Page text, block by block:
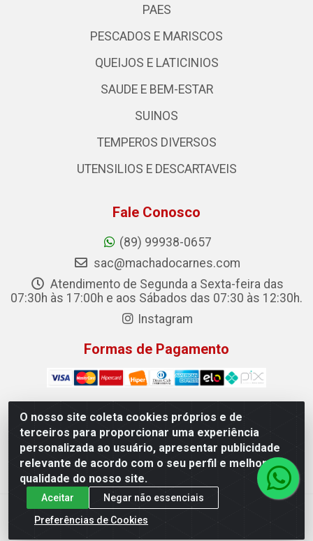
O nosso site coleta cookies próprios e de
terceiros para proporcionar uma experiência
personalizada ao usuário, apresentar publicidade
relevante de acordo com o seu perfil e melhorar a
qualidade do nosso site.
Aceitar
Negar não essenciais
Preferências de Cookies
PAES
PESCADOS E MARISCOS
QUEIJOS E LATICINIOS
SAUDE E BEM-ESTAR
SUINOS
TEMPEROS DIVERSOS
UTENSILIOS E DESCARTAVEIS
Fale Conosco
(89) 99938-0657
sac@machadocarnes.com
Atendimento de Segunda a Sexta-feira das
07:30h às 17:00h e aos Sábados das 07:30 às 12:30h.
Instagram
Formas de Pagamento
Machado Carnes Distribuidora de Alimentos LTDA -
Logradouro: Avenida Candido Aleixo, 148 - Centro - Oeiras/PI
- CEP 64.500-000 - 31.391.008/0001-50